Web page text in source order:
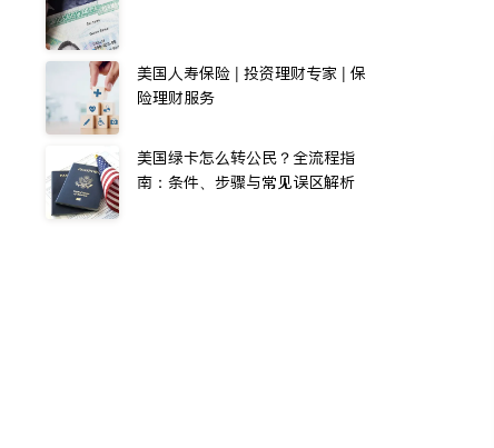
美国人寿保险 | 投资理财专家 | 保
险理财服务
美国绿卡怎么转公民？全流程指
南：条件、步骤与常见误区解析